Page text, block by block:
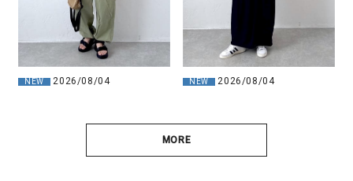
NEW 2026/08/04 NEW 2026/08/04
MORE